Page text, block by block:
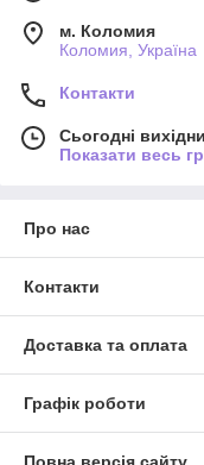
м. Коломия
Коломия, Україна
Контакти
Сьогодні
Показати весь
Про нас
Контакти
Доставка та оплата
Графік роботи